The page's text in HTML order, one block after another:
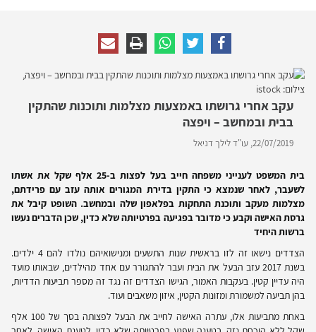
עקב אחרי גרושתו באמצעות מצלמות ותוכנות שהתקין
בבית ובמחשב – ויפצה
22/07/2019, עו"ד לילך דניאל
בית המשפט לענייני משפחה חייב בעל לפצות ב-25 אלף שקל את אשתו
לשעבר, לאחר שנמצא כי התקין בדירת המגורים אותה עזב עם פרידתם,
מצלמות מעקב ותוכנת התחקות בפלאפון שלה ובמחשב. השופט קיבל את
גרסת האישה וקבע כי מדובר בפגיעה בפרטיותה שלא כדין, שכן הדברים נעשו
ברשות היחיד
הצדדים נישאו זה לזו בראשית שנות התשעים ומנישואיהם נולדו להם 4 ילדים.
בשנת 2017 עזב הבעל את הבית ועבר להתגורר עם אחד מהילדים, שבאותו מועד
היה עדיין קטין. בעקבות האמור, הגישו הצדדים זה נגד זה מספר תביעות הדדיות,
בהן תביעה למשמורת ומזונות הקטין, איזון משאבים ועוד.
באחת מתביעות אלו, עתרה האישה לחייב את הבעל לפצותה בסך של 100 אלף